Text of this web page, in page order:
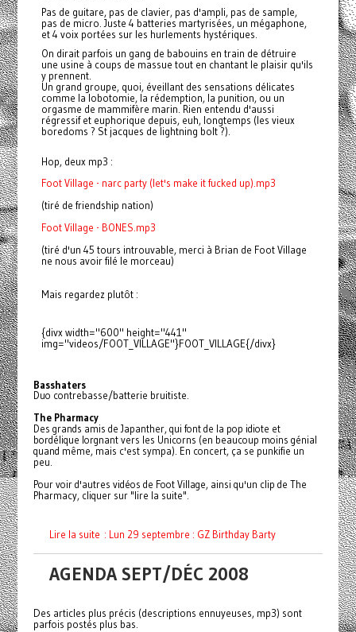
Pas de guitare, pas de clavier, pas d'ampli, pas de sample,
pas de micro. Juste 4 batteries martyrisées, un mégaphone,
et 4 voix portées sur les hurlements hystériques.
On dirait parfois un gang de babouins en train de détruire
une usine à coups de massue tout en chantant le plaisir qu'ils
y prennent.
Un grand groupe, quoi, éveillant des sensations délicates
comme la lobotomie, la rédemption, la punition, ou un
orgasme de mammifère marin. Rien entendu d'aussi
régressif et euphorique depuis, euh, longtemps (les vieux
boredoms ? St jacques de lightning bolt ?).
Hop, deux mp3 :
Foot Village - narc party (let's make it fucked up).mp3
(tiré de friendship nation)
Foot Village - BONES.mp3
(tiré d'un 45 tours introuvable, merci à Brian de Foot Village
ne nous avoir filé le morceau)
Mais regardez plutôt :
{divx width="600" height="441"
img="videos/FOOT_VILLAGE"}FOOT_VILLAGE{/divx}
Basshaters
Duo contrebasse/batterie bruitiste.
The Pharmacy
Des grands amis de Japanther, qui font de la pop idiote et
bordélique lorgnant vers les Unicorns (en beaucoup moins génial
quand même, mais c'est sympa). En concert, ça se punkifie un
peu.
Pour voir d'autres vidéos de Foot Village, ainsi qu'un clip de The
Pharmacy, cliquer sur "lire la suite".
Lire la suite : Lun 29 septembre : GZ Birthday Barty
AGENDA SEPT/DÉC 2008
Des articles plus précis (descriptions ennuyeuses, mp3) sont
parfois postés plus bas.